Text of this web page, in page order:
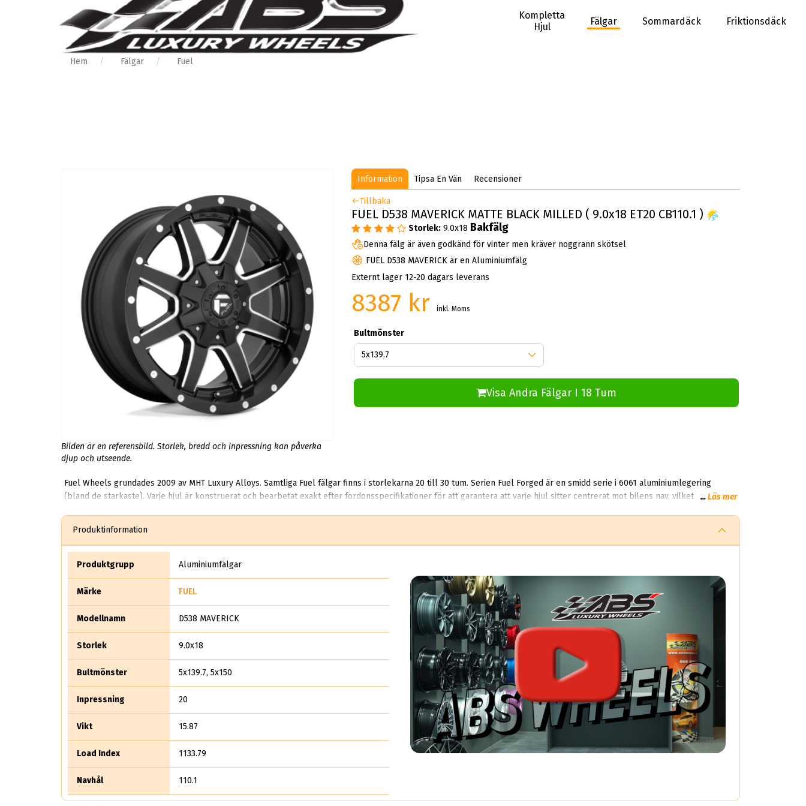
Kompletta
Hjul
Fälgar Sommardäck Friktionsdäck
Hem Fälgar Fuel
Bilden är en referensbild. Storlek, bredd och inpressning kan påverka
djup och utseende.
Information Tipsa En Vän Recensioner
Tillbaka
FUEL D538 MAVERICK MATTE BLACK MILLED ( 9.0x18 ET20 CB110.1 )
Storlek: 9.0x18 Bakfälg
Denna fälg är även godkänd för vinter men kräver noggrann skötsel
FUEL D538 MAVERICK är en Aluminiumfälg
Externt lager 12-20 dagars leverans
8387 krinkl. Moms
Bultmönster
Visa Andra Fälgar I 18 Tum
Fuel Wheels grundades 2009 av MHT Luxury Alloys. Samtliga Fuel fälgar finns i storlekarna 20 till 30 tum. Serien Fuel Forged är en smidd serie i 6061 aluminiumlegering
(bland de starkaste). Varje hjul är konstruerat och bearbetat exakt efter fordonsspecifikationer för att garantera att varje hjul sitter centrerat mot bilens nav, vilket garanterar
...Läs mer
Produktinformation
Produktgrupp Aluminiumfälgar
Märke FUEL
Modellnamn D538 MAVERICK
Storlek 9.0x18
Bultmönster 5x139.7, 5x150
Inpressning 20
Vikt 15.87
Load Index 1133.79
Navhål 110.1